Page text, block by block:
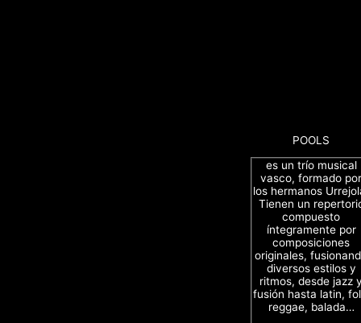
POOLS
es un trío musical
vasco, formado por
los hermanos
Tienen un
compuesto
íntegramente por
composiciones
originales,
diversos estilos y
ritmos, desde jazz
fusión hasta latin,
reggae, balada…